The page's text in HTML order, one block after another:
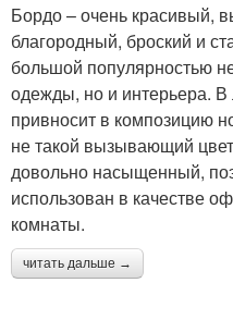
Бордо – очень красивый,
благородный, броский и
большой популярностью
одежды, но и интерьера.
привносит в композицию
не такой вызывающий
довольно насыщенный,
использован в качестве
комнаты.
читать дальше →